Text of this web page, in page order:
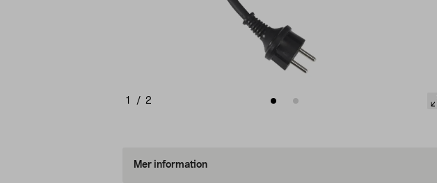
1 / 2
Mer information